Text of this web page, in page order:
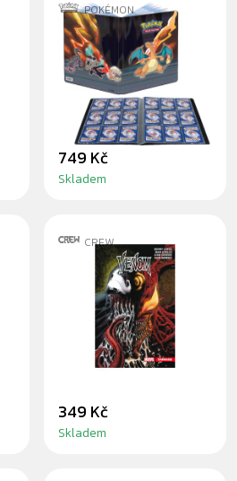
POKÉMON
POKÉMON: GS
SCORCHING
SUMMIT - PRO
ALBUM
749 Kč
Skladem
CREW
KOMIKS VENOM 4:
CARNAGE
349 Kč
Skladem